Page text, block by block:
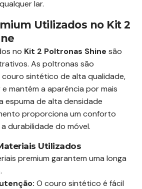
lar.
Utilizados no Kit 2
no Kit 2 Poltronas Shine são
As poltronas são
sintético de alta qualidade,
mantém a aparência por mais
espuma de alta densidade
proporciona um conforto
durabilidade do móvel.
Utilizados
premium garantem uma longa
O couro sintético é fácil